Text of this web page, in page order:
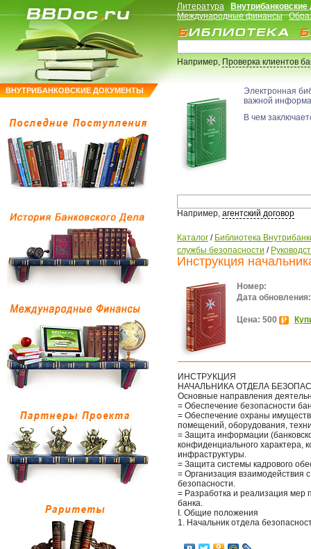
ВНУТРИБАНКОВСКИЕ ДОКУМЕНТЫ
Литература
Международные финансы
Например,Проверка клиентов
Электронная
важной
В чем
Например, агентский договор
Каталог / Библиотека
службы безопасности /
Инструкция
Номер:
Дата обновления:
Цена: 500
ИНСТРУКЦИЯ
НАЧАЛЬНИКА ОТДЕЛА
Основные направления
= Обеспечение безопасности
= Обеспечение охраны
помещений, оборудования,
= Защита информации
конфиденциального
инфраструктуры.
= Защита системы кадрового
= Организация взаимодействия
безопасности.
= Разработка и реализация мер
банка.
I. Общие положения
1. Начальник отдела